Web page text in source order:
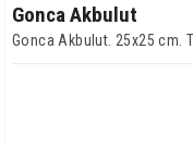
Gonca Akbulut
Gonca Akbulut. 25x25 cm.